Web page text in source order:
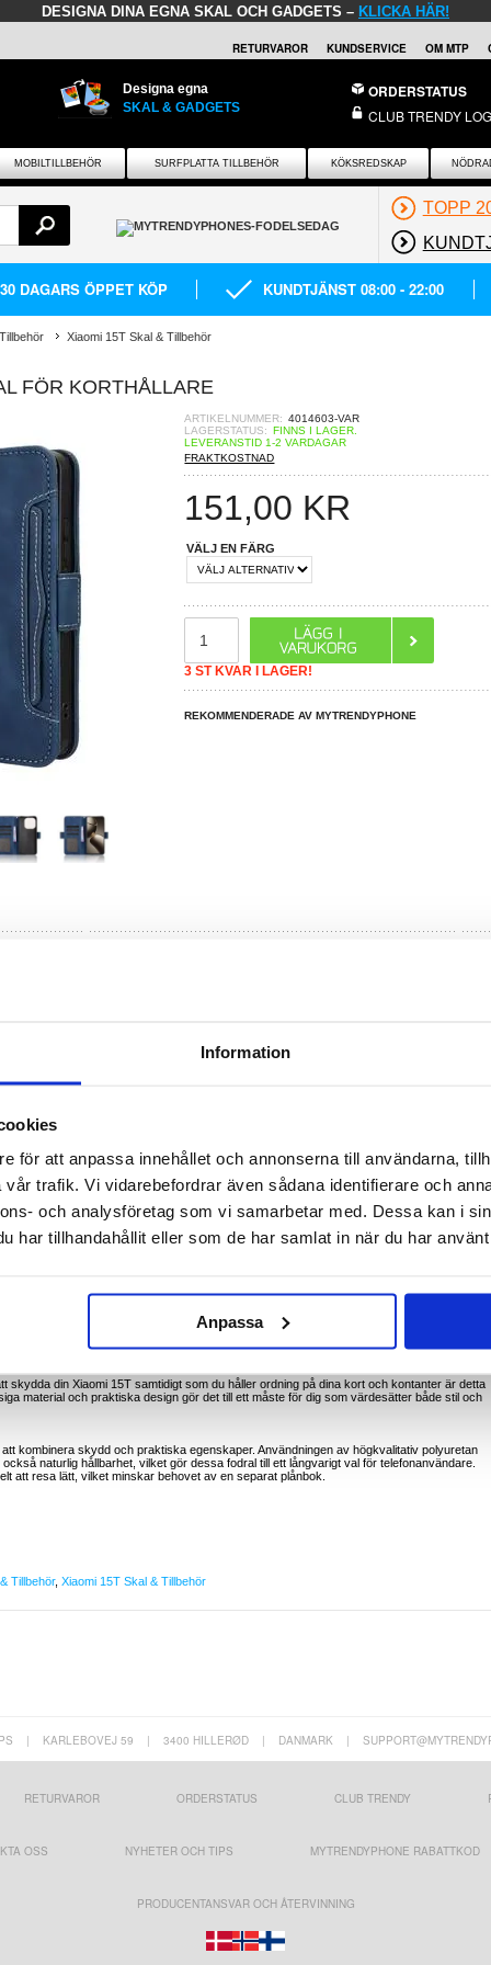
Information
för att anpassa innehållet och annonserna till användarna,
trafik. Vi vidarebefordrar även sådana identifierare och
och analysföretag som vi samarbetar med. Dessa kan i
har tillhandahållit eller som de har samlat in när du har
Anpassa
DESIGNA DINA EGNA SKAL OCH GADGETS – KLICKA HÄR!
RETURVAROR KUNDSERVICE OM MTP
Designa egna
SKAL & GADGETS
ORDERSTATUS
CLUB TRENDY
MOBILTILLBEHÖR SURFPLATTA TILLBEHÖR KÖKSREDSKAP
TOPP
30 DAGARS ÖPPET KÖP KUNDTJÄNST 08:00 - 22:00
Xiaomi 15T Skal & Tillbehör
FÖR KORTHÅLLARE
ARTIKELNUMMER: 4014603-VAR
LAGERSTATUS: FINNS I LAGER.
LEVERANSTID 1-2 VARDAGAR
FRAKTKOSTNAD
151,00 KR
VÄLJ EN FÄRG
3 ST KVAR I LAGER!
REKOMMENDERADE AV MYTRENDYPHONE
15T, premium telefonskal och korthållare
Case. Detta premium plånboksfodral är tillverkat av högkvalitativ polyuretan och
Den slitstarka konstruktionen ger ett långvarigt skydd mot repor, fall och
och resenärer som vill effektivisera sina dagliga nödvändigheter. Det är perfekt för dem
samma snygga accessoar, oavsett om det gäller en snabb tur till affären eller ett
skydda din Xiaomi 15T samtidigt som du håller ordning på dina kort och kontanter är detta
material och praktiska design gör det till ett måste för dig som värdesätter både stil och
kombinera skydd och praktiska egenskaper. Användningen av högkvalitativ polyuretan
naturlig hållbarhet, vilket gör dessa fodral till ett långvarigt val för telefonanvändare.
att resa lätt, vilket minskar behovet av en separat plånbok.
Tillbehör, Xiaomi 15T Skal & Tillbehör
| KARLEBOVEJ 59 | 3400 HILLERØD | DANMARK |
RETURVAROR ORDERSTATUS CLUB TRENDY
OSS NYHETER OCH TIPS MYTRENDYPHONE RABATTKOD
PRODUCENTANSVAR OCH ÅTERVINNING